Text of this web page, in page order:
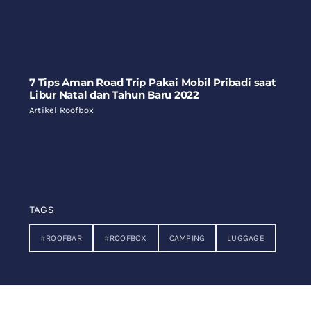
7 Tips Aman Road Trip Pakai Mobil Pribadi saat
Libur Natal dan Tahun Baru 2022
Artikel Roofbox
TAGS
#ROOFBAR #ROOFBOX CAMPING LUGGAGE